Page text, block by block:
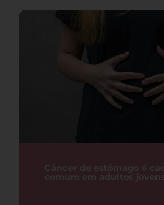
Câncer de estômago é
comum em adultos